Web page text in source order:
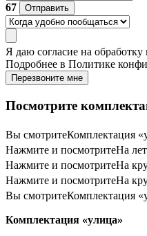
67
Отправить
Я даю согласие на
Подробнее в Политике
Перезвоните мне
Посмотрите
Вы смотритеКомплектация
Нажмите и посмотритеНа
Нажмите и посмотритеНа
Нажмите и посмотритеНа
Вы смотритеКомплектация
Комплектация «улица»